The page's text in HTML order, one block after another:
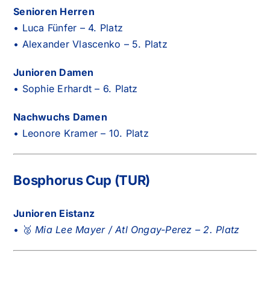
Senioren Herren
• Luca Fünfer – 4. Platz
• Alexander Vlascenko – 5. Platz
Junioren Damen
• Sophie Erhardt – 6. Platz
Nachwuchs Damen
• Leonore Kramer – 10. Platz
Bosphorus Cup (TUR)
Junioren Eistanz
• 🥈Mia Lee Mayer / Atl Ongay-Perez – 2. Platz